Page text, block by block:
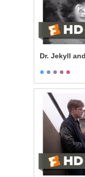
Dr. Jekyll